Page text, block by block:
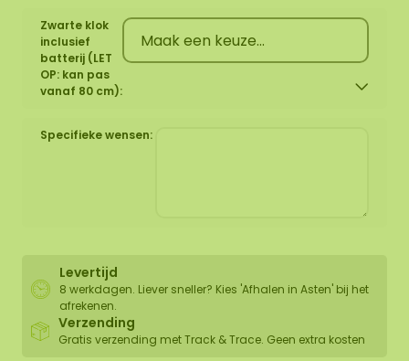
Zwarte klok
inclusief
batterij (LET
OP: kan pas
vanaf 80 cm):
Specifieke wensen:
Levertijd
8 werkdagen. Liever sneller? Kies 'Afhalen in Asten' bij het
afrekenen.
Verzending
Gratis verzending met Track & Trace. Geen extra kosten